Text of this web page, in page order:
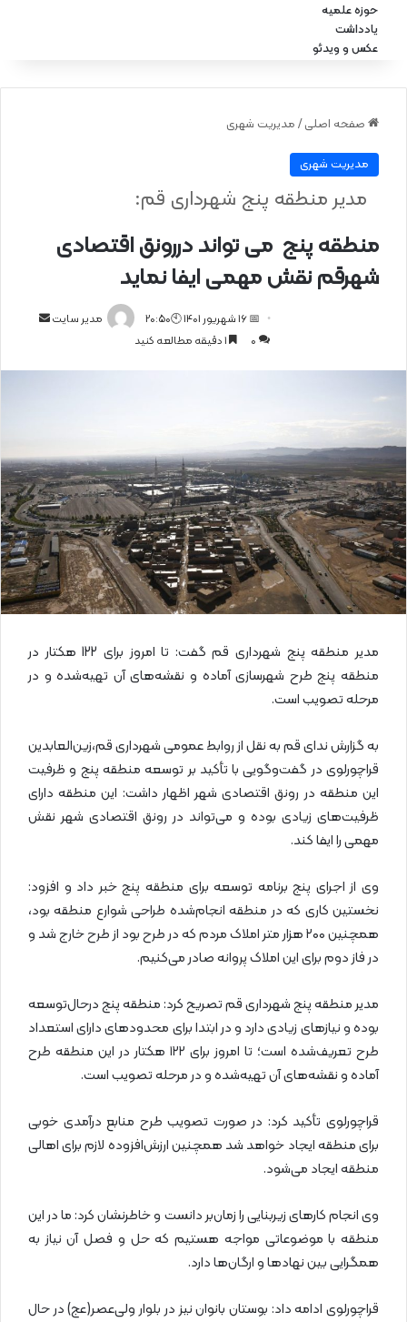
حوزه علمیه
یادداشت
عکس و ویدئو
صفحه اصلی / مدیریت شهری
مدیریت شهری
منطقه پنج می تواند دررونق اقتصادی
شهرقم نقش مهمی ایفا نماید
مدیر منطقه پنج شهرداری قم:
مدیر سایت
م
ی
ل
📅 16 شهریور 1401 🕙20:50
0
مدیر منطقه پنج شهرداری قم گفت: تا امروز برای 122 هکتار در
منطقه پنج طرح شهرسازی آماده و نقشه‌های آن تهیه‌شده و در
مرحله تصویب است.
به گزارش ندای قم به نقل از روابط عمومی شهرداری قم،زین‌العابدین
قراچورلوی در گفت‌وگویی با تأکید بر توسعه منطقه پنج و ظرفیت
این منطقه در رونق اقتصادی شهر اظهار داشت: این منطقه دارای
ظرفیت‌های زیادی بوده و می‌تواند در رونق اقتصادی شهر نقش
مهمی را ایفا کند.
وی از اجرای پنج برنامه توسعه برای منطقه پنج خبر داد و افزود:
نخستین کاری که در منطقه انجام‌شده طراحی شوارع منطقه بود،
همچنین ۲۰۰ هزار متر املاک مردم که در طرح بود از طرح خارج شد و
در فاز دوم برای این املاک پروانه صادر می‌کنیم.
مدیر منطقه پنج شهرداری قم تصریح کرد: منطقه پنج درحال‌توسعه
بوده و نیازهای زیادی دارد و در ابتدا برای محدودهای دارای استعداد
طرح تعریف‌شده است؛ تا امروز برای ۱۲۲ هکتار در این منطقه طرح
آماده‌ و نقشه‌های آن تهیه‌شده و در مرحله تصویب است.
قراچورلوی تأکید کرد: در صورت تصویب طرح منابع درآمدی خوبی
برای منطقه ایجاد خواهد شد همچنین ارزش‌افزوده لازم برای اهالی
منطقه ایجاد می‌شود.
وی انجام کارهای زیربنایی را زمان‌بر دانست و خاطرنشان کرد: ما در این
منطقه با موضوعاتی مواجه هستیم که حل و فصل آن نیاز به
همگرایی بین نهادها و ارگان‌ها دارد.
قراچورلوی ادامه داد: بوستان بانوان نیز در بلوار ولی‌عصر(عج) در حال